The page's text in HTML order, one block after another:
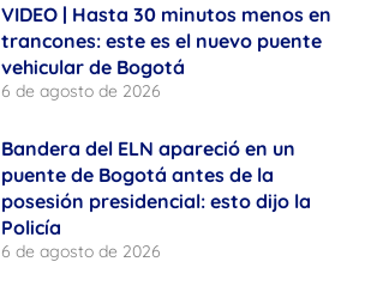
VIDEO | Hasta 30 minutos menos en
trancones: este es el nuevo puente
vehicular de Bogotá
6 de agosto de 2026
Bandera del ELN apareció en un
puente de Bogotá antes de la
posesión presidencial: esto dijo la
Policía
6 de agosto de 2026